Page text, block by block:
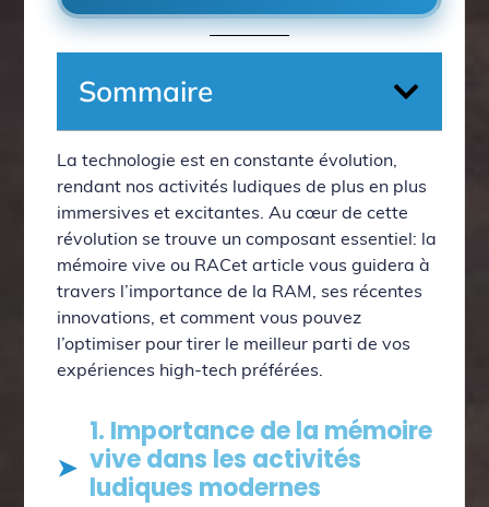
Sommaire
La technologie est en constante évolution,
rendant nos activités ludiques de plus en plus
immersives et excitantes. Au cœur de cette
révolution se trouve un composant essentiel: la
mémoire vive ou RACet article vous guidera à
travers l’importance de la RAM, ses récentes
innovations, et comment vous pouvez
l’optimiser pour tirer le meilleur parti de vos
expériences high-tech préférées.
1. Importance de la mémoire
vive dans les activités
ludiques modernes